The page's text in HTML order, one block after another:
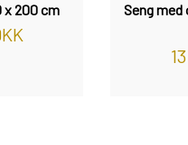
x 200 cm
Seng med